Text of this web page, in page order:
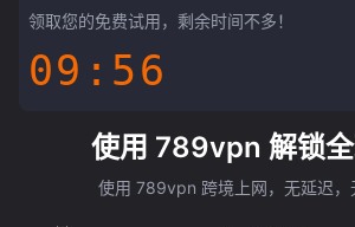
领取您的免费试用，剩余时间不多！
09:55
使用 789vpn 解锁
使用 789vpn 跨境上网，无延迟，